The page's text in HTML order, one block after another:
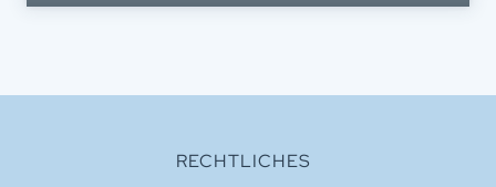
RECHTLICHES